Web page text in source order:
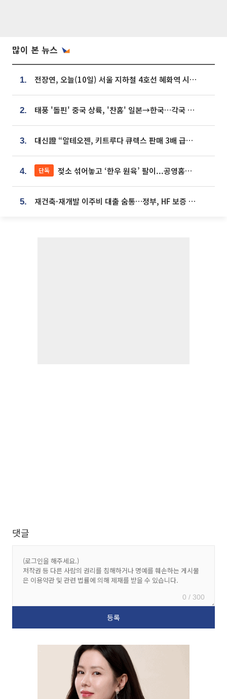
많이 본 뉴스
1. 전장연, 오늘(10일) 서울 지하철 4호선 혜화역 시위…1호선 용산역 무정차
2. 태풍 '돌핀' 중국 상륙, '찬홈' 일본→한국…각국 기상청 예상 경로는?
3. 대신證 “알테오젠, 키트루다 큐렉스 판매 3배 급증…목표가 41만원 상향”
4. 단독 젖소 섞어놓고 ‘한우 원육’ 팔이...공영홈쇼핑 표기·검증 구멍
5. 재건축·재개발 이주비 대출 숨통…정부, HF 보증 신설 추진
댓글
0 / 300